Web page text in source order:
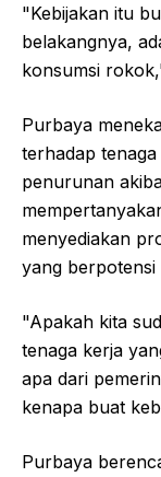
"Kebijakan itu
belakangnya,
konsumsi
Purbaya
terhadap
penurunan
menyediakan
yang berpotensi
"Apakah kita
tenaga kerja
apa dari
kenapa buat
Purbaya